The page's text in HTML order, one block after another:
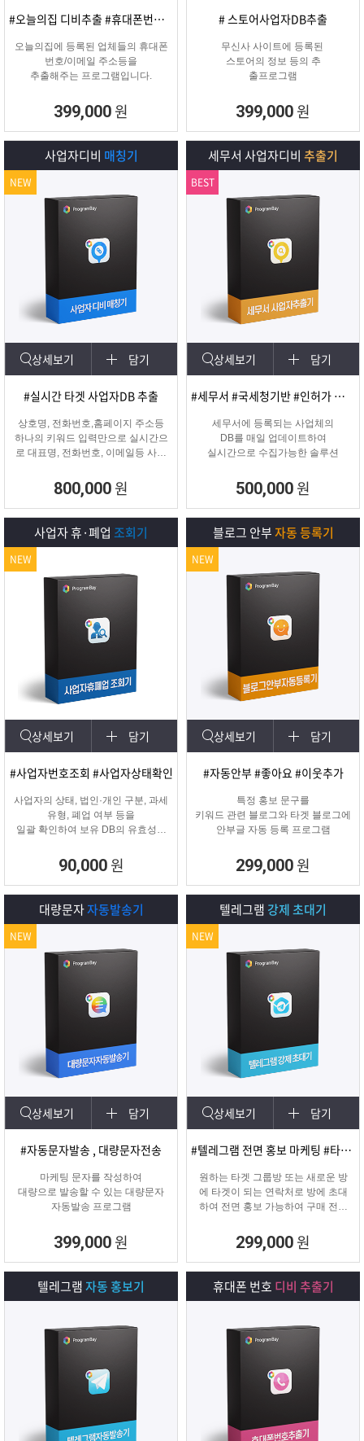
#오늘의집 디비추출 #휴대폰번호/이메일
오늘의집에 등록된 업체들의 휴대폰
번호/이메일 주소등을
추출해주는 프로그램입니다.
399,000 원
# 스토어사업자DB추출
무신사 사이트에 등록된
스토어의 정보 등의 추
출프로그램
399,000 원
사업자디비 매칭기
상세보기 담기
#실시간 타겟 사업자DB 추출
상호명, 전화번호,홈페이지 주소등
하나의 키워드 입력만으로 실시간으
로 대표명, 전화번호, 이메일등 사업
800,000 원
NEW
세무서 사업자디비 추출기
상세보기 담기
#세무서 #국세청기반 #인허가 개업·신규 사업자디비
세무서에 등록되는 사업체의
DB를 매일 업데이트하여
실시간으로 수집가능한 솔루션
500,000 원
BEST
사업자 휴·폐업 조회기
상세보기 담기
#사업자번호조회 #사업자상태확인
사업자의 상태, 법인·개인 구분, 과세
유형, 폐업 여부 등을
일괄 확인하여 보유 DB의 유효성을
프로그램
90,000 원
NEW
블로그 안부자동 등록기
상세보기 담기
#자동안부 #좋아요 #이웃추가
특정 홍보 문구를
키워드 관련 블로그와 타겟 블로그에
안부글 자동 등록 프로그램
299,000 원
NEW
대량문자자동발송기
상세보기 담기
#자동문자발송 , 대량문자전송
마케팅 문자를 작성하여
대량으로 발송할 수 있는 대량문자
자동발송 프로그램
399,000 원
NEW
텔레그램 강제 초대기
상세보기 담기
#텔레그램 전면 홍보 마케팅 #타겟팅 회원 유입
원하는 타겟 그룹방 또는 새로운 방
에 타겟이 되는 연락처로 방에 초대
하여 전면 홍보 가능하여 구매 전환
299,000 원
NEW
텔레그램자동 홍보기 휴대폰 번호 디비 추출기